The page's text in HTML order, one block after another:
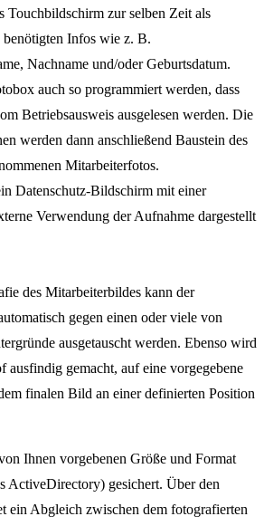
Touchbildschirm zur selben Zeit als
Infos wie z. B.
Nachname und/oder Geburtsdatum.
auch so programmiert werden, dass
Betriebsausweis ausgelesen werden. Die
werden dann anschließend Baustein des
Mitarbeiterfotos.
Datenschutz-Bildschirm mit einer
Verwendung der Aufnahme dargestellt
des Mitarbeiterbildes kann der
gegen einen oder viele von
ausgetauscht werden. Ebenso wird
ausfindig gemacht, auf eine vorgegebene
finalen Bild an einer definierten Position
Ihnen vorgebenen Größe und Format
ActiveDirectory) gesichert. Über den
ein Abgleich zwischen dem fotografierten